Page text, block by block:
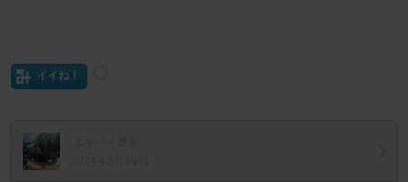
イイね！